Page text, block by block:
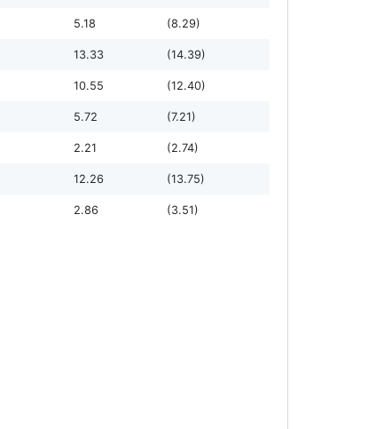
5.18 (8.29)
13.33 (14.39)
10.55 (12.40)
5.72 (7.21)
2.21 (2.74)
12.26 (13.75)
2.86 (3.51)